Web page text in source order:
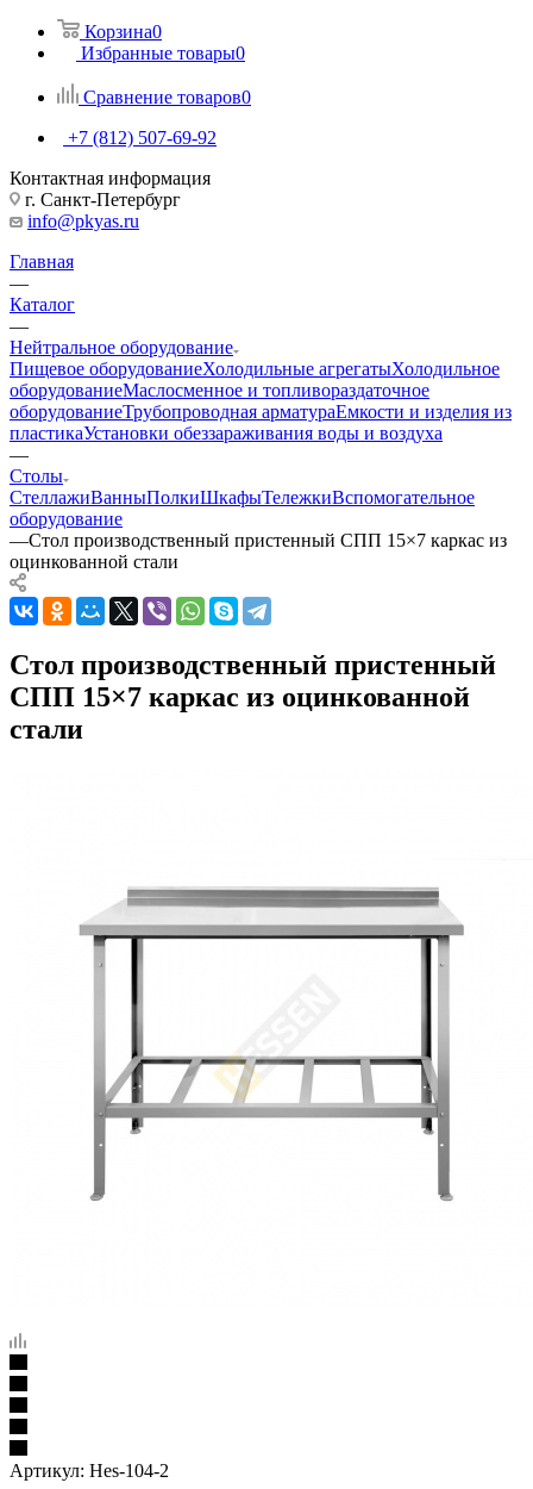
Корзина0
Избранные товары0
Сравнение товаров0
+7 (812) 507-69-92
Контактная информация
г. Санкт-Петербург
info@pkyas.ru
Главная
—
Каталог
—
Нейтральное оборудование
Пищевое оборудованиеХолодильные агрегатыХолодильное
оборудованиеМаслосменное и топливораздаточное
оборудованиеТрубопроводная арматураЕмкости и изделия из
пластикаУстановки обеззараживания воды и воздуха
—
Столы
СтеллажиВанныПолкиШкафыТележкиВспомогательное
оборудование
—Стол производственный пристенный СПП 15×7 каркас из
оцинкованной стали
Стол производственный пристенный
СПП 15×7 каркас из оцинкованной
стали
Артикул: Hes-104-2